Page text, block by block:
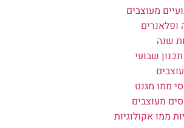
מעוצבים
שנה
שבועי
ממו מגנט
מעוצבים
ממו אקולוגיות